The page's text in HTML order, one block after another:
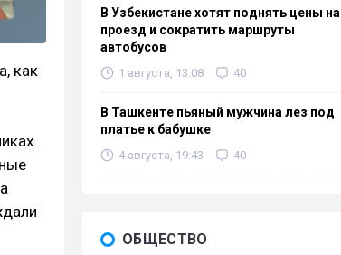
как
В Узбекистане хотят поднять цены на
проезд и сократить маршруты
автобусов
1 августа, 13:08 40
В Ташкенте пьяный мужчина лез под
платье к бабушке
4 августа, 19:43 40
ОБЩЕСТВО